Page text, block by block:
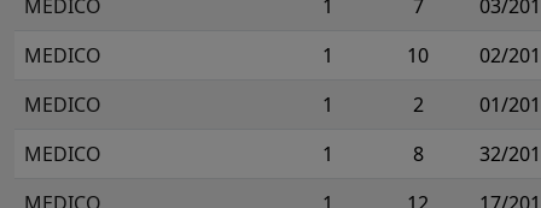
MEDICO 1 7
03/
MEDICO
1 10
02/
MEDICO
1 2
01/
MEDICO
1 8
32/